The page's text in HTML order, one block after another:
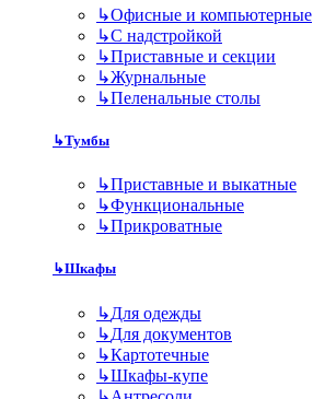
↳Офисные и компьютерные
↳С надстройкой
↳Приставные и секции
↳Журнальные
↳Пеленальные столы
↳Тумбы
↳Приставные и выкатные
↳Функциональные
↳Прикроватные
↳Шкафы
↳Для одежды
↳Для документов
↳Картотечные
↳Шкафы-купе